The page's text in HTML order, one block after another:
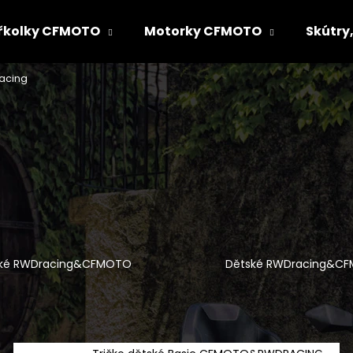
CFMOTO Motorky CFMOTO
RWDracing&CFMOTO Dětské
Co potřebujete najít?
HLEDAT
Doporučujeme